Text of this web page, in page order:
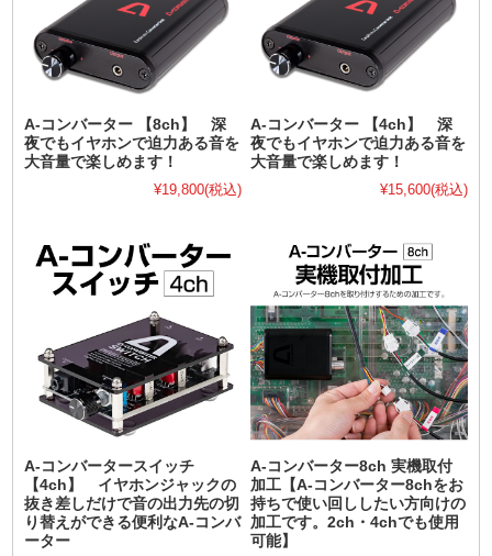
A-コンバーター 【8ch】 深
夜でもイヤホンで迫力ある音を
大音量で楽しめます！
¥19,800(税込)
A-コンバーター 【4ch】 深
夜でもイヤホンで迫力ある音を
大音量で楽しめます！
¥15,600(税込)
A-コンバータースイッチ
【4ch】 イヤホンジャックの
抜き差しだけで音の出力先の切
り替えができる便利なA-コンバ
ーター
A-コンバーター8ch 実機取付
加工【A-コンバーター8chをお
持ちで使い回ししたい方向けの
加工です。2ch・4chでも使用
可能】